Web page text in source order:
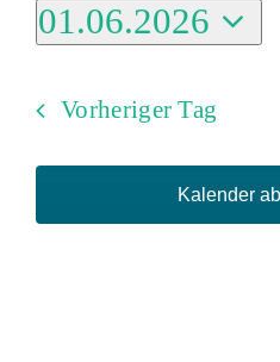
01.06.2026
wählen.
Vorheriger Tag
Kalender